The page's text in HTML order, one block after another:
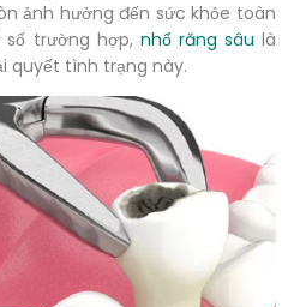
ảnh hưởng đến sức khỏe toàn
trường hợp, nhổ răng sâu là
quyết tình trạng này.